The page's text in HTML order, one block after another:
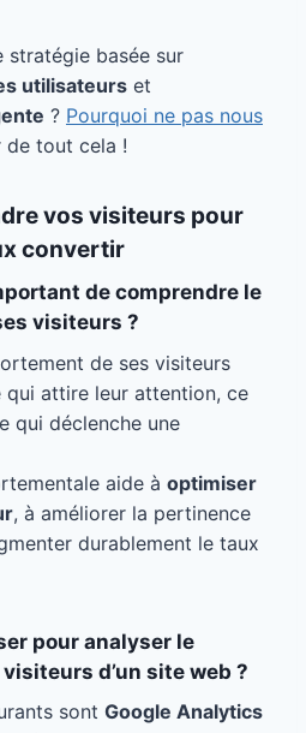
stratégie basée sur
utilisateurs et
? Pourquoi ne pas nous
de tout cela !
vos visiteurs pour
convertir
de comprendre le
visiteurs ?
de ses visiteurs
qui attire leur attention, ce
qui déclenche une
aide à optimiser
, à améliorer la pertinence
durablement le taux
pour analyser le
d’un site web ?
sont Google Analytics